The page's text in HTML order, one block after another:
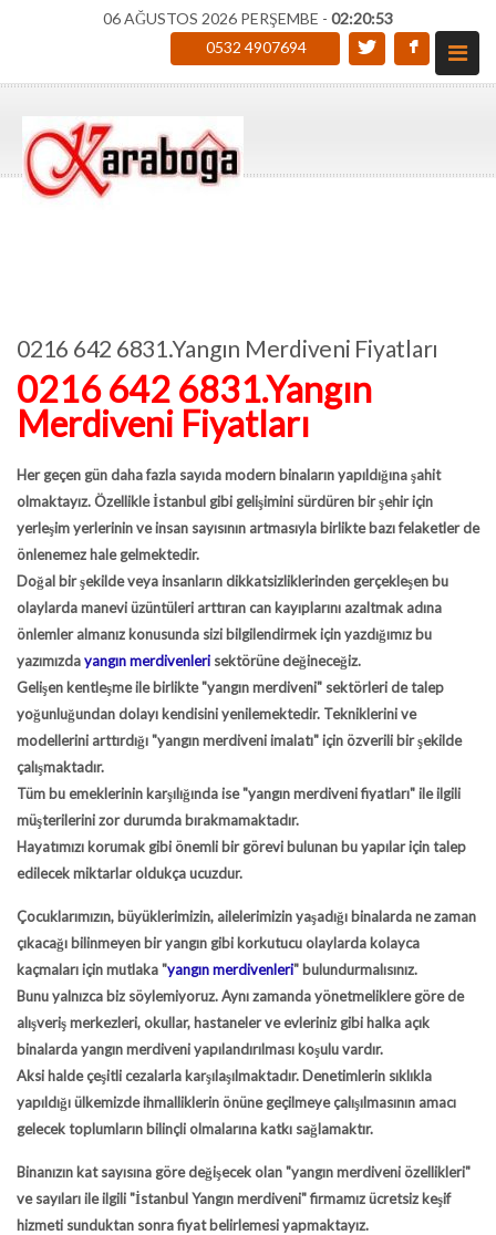
06 AĞUSTOS 2026 PERŞEMBE - 02:20:54
0532 4907694
0216 642 6831.Yangın Merdiveni Fiyatları
0216 642 6831.Yangın
Merdiveni Fiyatları
Her geçen gün daha fazla sayıda modern binaların yapıldığına şahit
olmaktayız. Özellikle İstanbul gibi gelişimini sürdüren bir şehir için
yerleşim yerlerinin ve insan sayısının artmasıyla birlikte bazı felaketler de
önlenemez hale gelmektedir.
Doğal bir şekilde veya insanların dikkatsizliklerinden gerçekleşen bu
olaylarda manevi üzüntüleri arttıran can kayıplarını azaltmak adına
önlemler almanız konusunda sizi bilgilendirmek için yazdığımız bu
yazımızdayangın merdivenleri sektörüne değineceğiz.
Gelişen kentleşme ile birlikte"yangın merdiveni" sektörleri de talep
yoğunluğundan dolayı kendisini yenilemektedir. Tekniklerini ve
modellerini arttırdığı"yangın merdiveni imalatı"için özverili bir şekilde
çalışmaktadır.
Tüm bu emeklerinin karşılığında ise "yangın merdiveni fiyatları" ile ilgili
müşterilerini zor durumda bırakmamaktadır.
Hayatımızı korumak gibi önemli bir görevi bulunan bu yapılar için talep
edilecek miktarlar oldukça ucuzdur.
Çocuklarımızın, büyüklerimizin, ailelerimizin yaşadığı binalarda ne zaman
çıkacağı bilinmeyen bir yangın gibi korkutucu olaylarda kolayca
kaçmaları için mutlaka"yangın merdivenleri" bulundurmalısınız.
Bunu yalnızca biz söylemiyoruz. Aynı zamanda yönetmeliklere göre de
alışveriş merkezleri, okullar, hastaneler ve evleriniz gibi halka açık
binalarda yangın merdiveni yapılandırılması koşulu vardır.
Aksi halde çeşitli cezalarla karşılaşılmaktadır. Denetimlerin sıklıkla
yapıldığı ülkemizde ihmalliklerin önüne geçilmeye çalışılmasının amacı
gelecek toplumların bilinçli olmalarına katkı sağlamaktır.
Binanızın kat sayısına göre değişecek olan"yangın merdiveni özellikleri"
ve sayıları ile ilgili"İstanbul Yangın merdiveni"firmamız ücretsiz keşif
hizmeti sunduktan sonra fiyat belirlemesi yapmaktayız.